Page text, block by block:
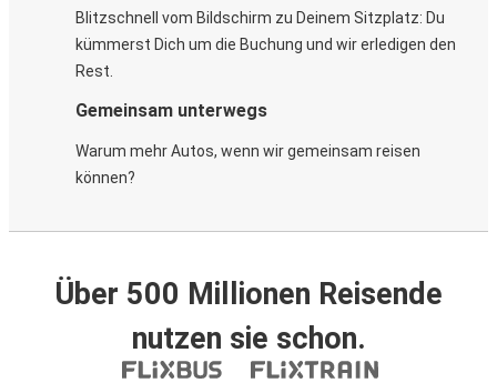
Blitzschnell vom Bildschirm zu Deinem Sitzplatz: Du
kümmerst Dich um die Buchung und wir erledigen den
Rest.
Gemeinsam unterwegs
Warum mehr Autos, wenn wir gemeinsam reisen
können?
Über 500 Millionen Reisende
nutzen sie schon.